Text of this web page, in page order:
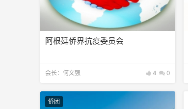
阿根廷侨界抗疫委员会
会长：何文强 4 0
侨团